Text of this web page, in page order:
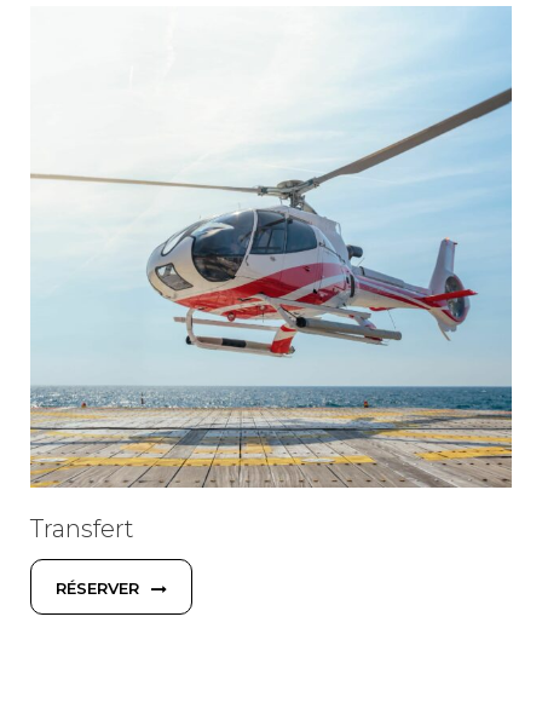
Transfert
RÉSERVER